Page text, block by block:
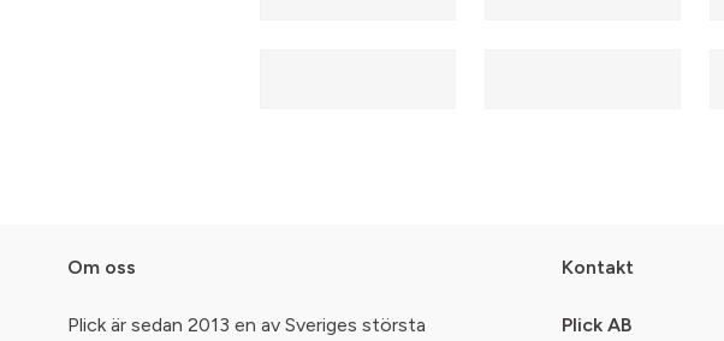
Om oss
Plick är sedan 2013 en av Sveriges största
Kontakt
Plick AB